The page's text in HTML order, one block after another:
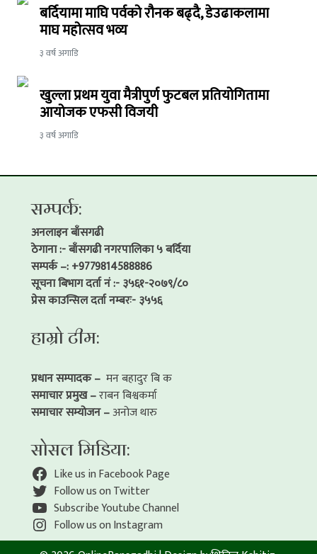
बर्दियामा माघि पर्वको रौनक बढ्दै, डेउढाकलामा
माघ महोत्सव भव्य
३ वर्ष अगाडि
खुल्ला प्रथम युवा मैत्रीपुर्ण फुटबल प्रतियोगितामा
आयोजक एफसी विजयी
३ वर्ष अगाडि
सम्पर्क:
अनलाइन बाँसगढी
ठेगाना :- बाँसगढी नगरपालिका ५ बर्दिया
सम्पर्क –: +9779814588886
सूचना बिभाग दर्ता नं :- ३५६१-२०७९/८०
प्रेस काउन्सिल दर्ता नम्बरः- ३५५६
हाम्रो टीम:
प्रधान सम्पादक – मन बहादुर बि क
समाचार प्रमुख –राबन बिश्वकर्मा
समाचार सम्योजन –अनोज थारु
सोसल मिडिया:
Like us in Facebook Page
Follow us on Twitter
Subscribe Youtube Channel
Follow us on Instagram